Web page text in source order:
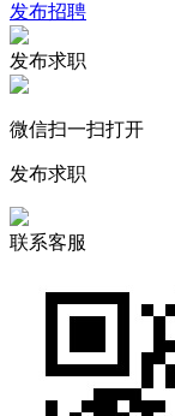
发布招聘
发布求职
微信扫一扫打开
发布求职
联系客服